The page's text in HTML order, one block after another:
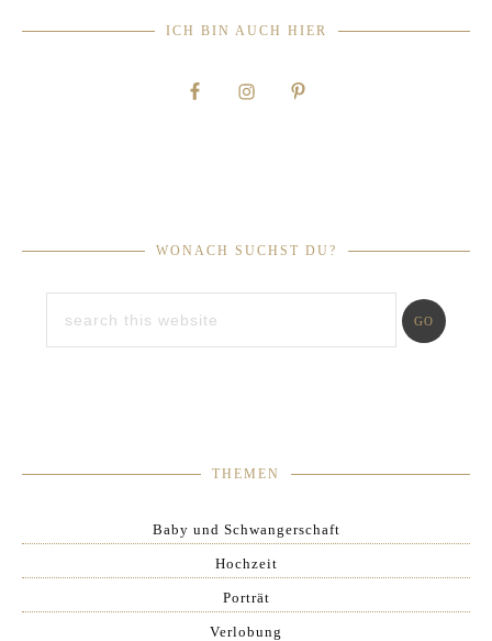
ICH BIN AUCH HIER
WONACH SUCHST DU?
THEMEN
Baby und Schwangerschaft
Hochzeit
Porträt
Verlobung